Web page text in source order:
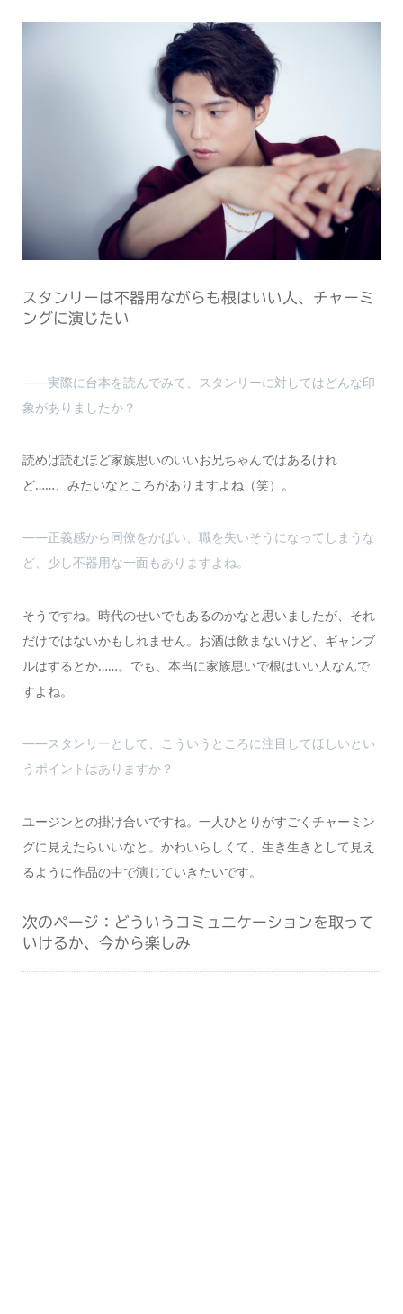
スタンリーは不器用ながらも根はいい人、チャーミ
ングに演じたい
――実際に台本を読んでみて、スタンリーに対してはどんな印
象がありましたか？
読めば読むほど家族思いのいいお兄ちゃんではあるけれ
ど……、みたいなところがありますよね（笑）。
――正義感から同僚をかばい、職を失いそうになってしまうな
ど、少し不器用な一面もありますよね。
そうですね。時代のせいでもあるのかなと思いましたが、それ
だけではないかもしれません。お酒は飲まないけど、ギャンブ
ルはするとか……。でも、本当に家族思いで根はいい人なんで
すよね。
――スタンリーとして、こういうところに注目してほしいとい
うポイントはありますか？
ユージンとの掛け合いですね。一人ひとりがすごくチャーミン
グに見えたらいいなと。かわいらしくて、生き生きとして見え
るように作品の中で演じていきたいです。
次のページ：どういうコミュニケーションを取って
いけるか、今から楽しみ